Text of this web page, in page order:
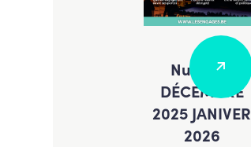
Nuances
DÉCEMBRE
2025 JANIVER
2026